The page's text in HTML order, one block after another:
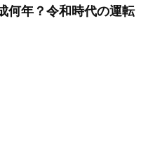
何年？令和時代の運転